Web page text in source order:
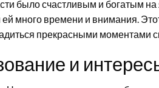
было счастливым и богатым
много времени и внимания.
прекрасными моментами
и